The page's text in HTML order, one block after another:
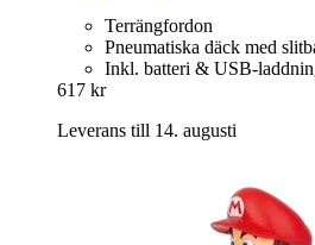
Terrängfordon
Pneumatiska däck med
Inkl. batteri & USB-
617 kr
Leverans till 14. augusti